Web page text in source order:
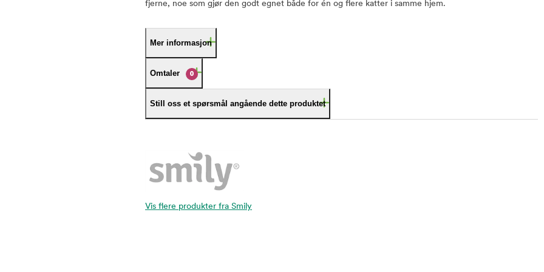
fjerne, noe som gjør den godt egnet både for én og flere katter i samme hjem.
Mer informasjon
Omtaler 0
Still oss et spørsmål angående dette produktet
Vis flere produkter fra Smily